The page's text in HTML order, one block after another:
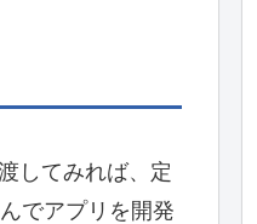
してみれば、定
でアプリを開発